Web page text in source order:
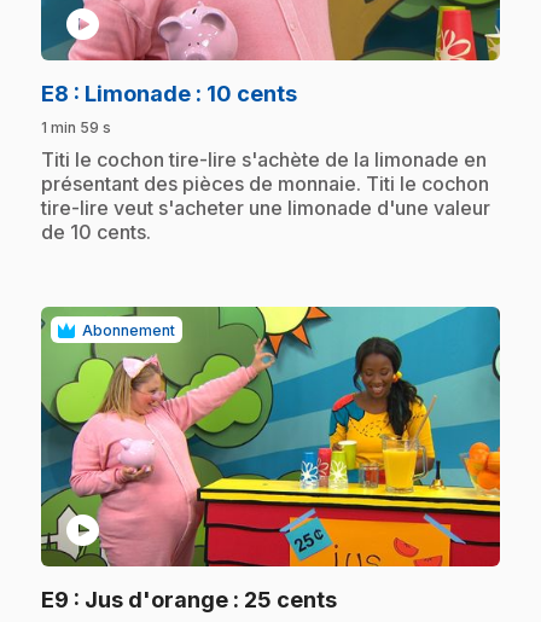
play_circle
E8 : Limonade : 10 cents.
1 min 59 s
.Titi le cochon tire-lire s'achète de la limonade en
présentant des pièces de monnaie. Titi le cochon
tire-lire veut s'acheter une limonade d'une valeur
de 10 cents.
Abonnement
play_circle
E9 : Jus d'orange : 25 cents.